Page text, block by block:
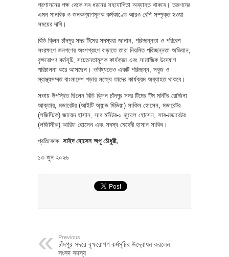
প্রশাসনের পক্ষ থেকে সব ধরনের সহযোগিতা অব্যাহত থাকবে। তরুণদের
এমন মানবিক ও জনকল্যাণমূলক কর্মকাণ্ডে আরও বেশি সম্পৃক্ত হওয়া
সময়ের দাবি।
বিডি ক্লিন চাঁদপুর সদর টিমের সদস্যরা জানান, পরিচ্ছন্নতা ও পরিবেশ
সংরক্ষণে জনগণের অংশগ্রহণ বাড়াতে তারা নিয়মিত পরিচ্ছন্নতা অভিযান,
বৃক্ষরোপণ কর্মসূচি, সচেতনতামূলক কার্যক্রম এবং সামাজিক উদ্যোগ
পরিচালনা করে আসছেন। ভবিষ্যতেও একটি পরিচ্ছন্ন, সবুজ ও
স্বাস্থ্যসম্মত বাংলাদেশ গড়ার লক্ষ্যে তাদের কার্যক্রম অব্যাহত থাকবে।
সভায় উপস্থিত ছিলেন বিডি ক্লিন চাঁদপুর সদর টিমের টিম মনিটর রোজিনা
আক্তার, মডারেটর (আইটি অ্যান্ড মিডিয়া) সাকিল হোসেন, মডারেটর
(লজিস্টিক) জায়েদ হাসান, সাব মনিটর-১ জুয়েল হোসেন, সাব-মডারেটর
(লজিস্টিক) আরিফ হোসেন এবং সদস্য মেহেদী হাসান সাকিব।
প্রতিবেদক: সাইদ হোসেন অপু চৌধুরী,
১৩ জুন ২০২৬
Previous:
চাঁদপুর সদরে বৃক্ষরোপণ কর্মসূচির উদ্বোধন করলেন
সংসদ সদস্য